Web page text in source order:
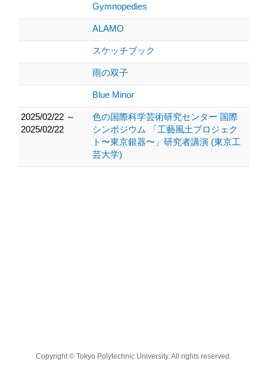
Gymnopedies
ALAMO
スケッチブック
雨の双子
Blue Minor
2025/02/22 ～
2025/02/22
色の国際科学芸術研究センター 国際
シンポジウム 「工藝風土プロジェク
ト〜東京銀器〜」研究者講演 (東京工
芸大学)
Copyright © Tokyo Polytechnic University. All rights reserved.